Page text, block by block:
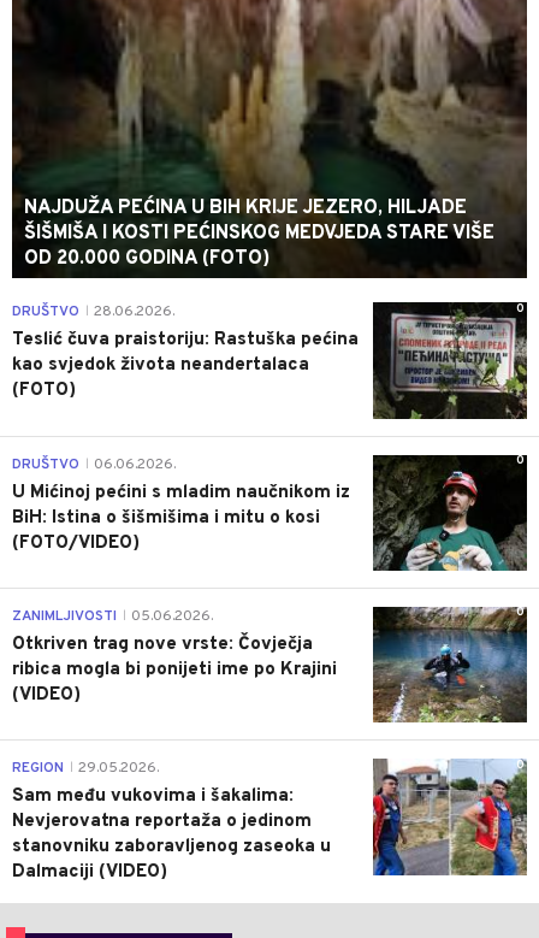
NAJDUŽA PEĆINA U BIH KRIJE JEZERO, HILJADE
ŠIŠMIŠA I KOSTI PEĆINSKOG MEDVJEDA STARE VIŠE
OD 20.000 GODINA (FOTO)
0
DRUŠTVO 28.06.2026.
Teslić čuva praistoriju: Rastuška pećina
kao svjedok života neandertalaca
(FOTO)
0
DRUŠTVO 06.06.2026.
U Mićinoj pećini s mladim naučnikom iz
BiH: Istina o šišmišima i mitu o kosi
(FOTO/VIDEO)
0
ZANIMLJIVOSTI 05.06.2026.
Otkriven trag nove vrste: Čovječja
ribica mogla bi ponijeti ime po Krajini
(VIDEO)
0
REGION 29.05.2026.
Sam među vukovima i šakalima:
Nevjerovatna reportaža o jedinom
stanovniku zaboravljenog zaseoka u
Dalmaciji (VIDEO)